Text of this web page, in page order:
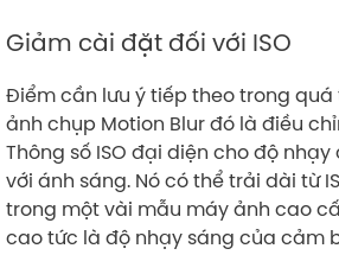
Giảm cài đặt đối với ISO
Điểm cần lưu ý tiếp theo trong
ảnh chụp Motion Blur đó là điều
Thông số ISO đại diện cho độ
với ánh sáng. Nó có thể trải dài từ
trong một vài mẫu máy ảnh cao
cao tức là độ nhạy sáng của cảm